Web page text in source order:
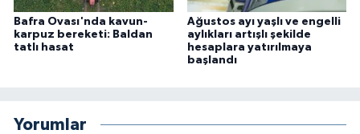
Bafra Ovası'nda kavun-
karpuz bereketi: Baldan
tatlı hasat
Ağustos ayı yaşlı ve engelli
aylıkları artışlı şekilde
hesaplara yatırılmaya
başlandı
Yorumlar